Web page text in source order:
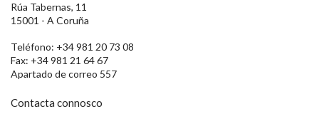
Rúa Tabernas, 11
15001 - A Coruña
Teléfono: +34 981 20 73 08
Fax: +34 981 21 64 67
Apartado de correo 557
Contacta connosco